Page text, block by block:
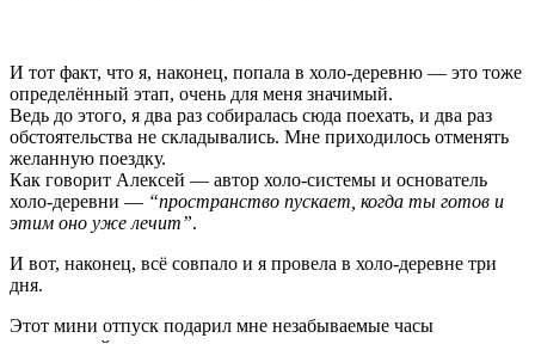
И тот факт, что я, наконец, попала в холо-деревню — это тоже
определённый этап, очень для меня значимый.
Ведь до этого, я два раз собиралась сюда поехать, и два раз
обстоятельства не складывались. Мне приходилось отменять
желанную поездку.
Как говорит Алексей — автор холо-системы и основатель
холо-деревни — “пространство пускает, когда ты готов и
этим оно уже лечит”.
И вот, наконец, всё совпало и я провела в холо-деревне три
дня.
Этот мини отпуск подарил мне незабываемые часы